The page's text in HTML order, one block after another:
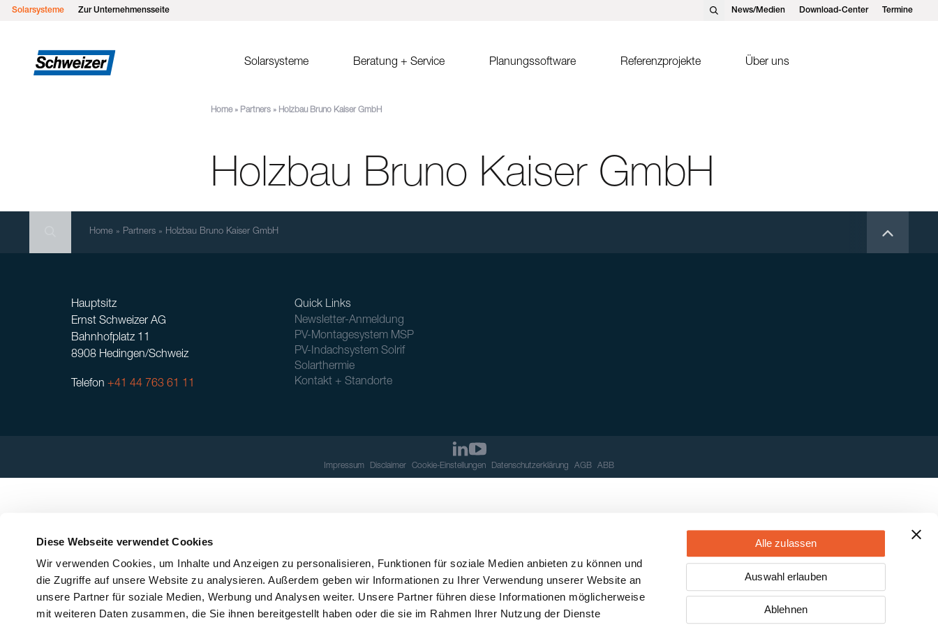
Diese Webseite verwendet Cookies
Wir verwenden Cookies, um Inhalte und Anzeigen zu personalisieren, Funktionen für soziale Medien anbieten zu können und
die Zugriffe auf unsere Website zu analysieren. Außerdem geben wir Informationen zu Ihrer Verwendung unserer Website an
unsere Partner für soziale Medien, Werbung und Analysen weiter. Unsere Partner führen diese Informationen möglicherweise
mit weiteren Daten zusammen, die Sie ihnen bereitgestellt haben oder die sie im Rahmen Ihrer Nutzung der Dienste
Alle zulassen
Auswahl erlauben
Ablehnen
Solarsysteme Zur Unternehmensseite News/Medien Download-Center Termine
Solarsysteme
MSP Gründach
MSP Flachdach Süd
MSP Schrägdach
Solrif für Planer
Solrif für Installateure
Beratung + Service Planungssoftware
SPT Release Notes
Referenzprojekte Über uns
Satteins
Kontakte
Home» Partners » Holzbau Bruno Kaiser GmbH
Holzbau Bruno Kaiser GmbH
SearchHome » Partners » Holzbau Bruno Kaiser GmbH
Hauptsitz
Ernst Schweizer AG
Bahnhofplatz 11
8908 Hedingen/Schweiz
Telefon +41 44 763 61 11
Quick Links
Newsletter-Anmeldung
PV-Montagesystem MSP
PV-Indachsystem Solrif
Solarthermie
Kontakt + Standorte
Impressum Disclaimer Cookie-Einstellungen Datenschutzerklärung AGB ABB